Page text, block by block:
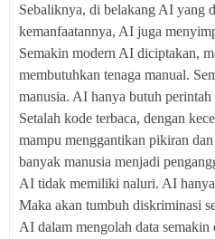
Sebaliknya, di belakang AI yang
kemanfaatannya, AI juga
Semakin modern AI diciptakan,
membutuhkan tenaga manual.
manusia. AI hanya butuh
Setalah kode terbaca, dengan
mampu menggantikan pikiran
banyak manusia menjadi
AI tidak memiliki naluri. AI hanya
Maka akan tumbuh diskriminasi
AI dalam mengolah data